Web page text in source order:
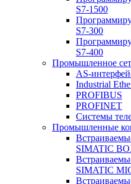
S7-1500
S7-300
S7-400
Промышленное
AS-
Industrial
PROFIBUS
PROFINET
Системы
Промышленные
SIMATIC
SIMATIC